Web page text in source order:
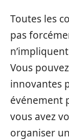
Toutes les
pas
Vous
innovantes
événement
vous avez
organiser